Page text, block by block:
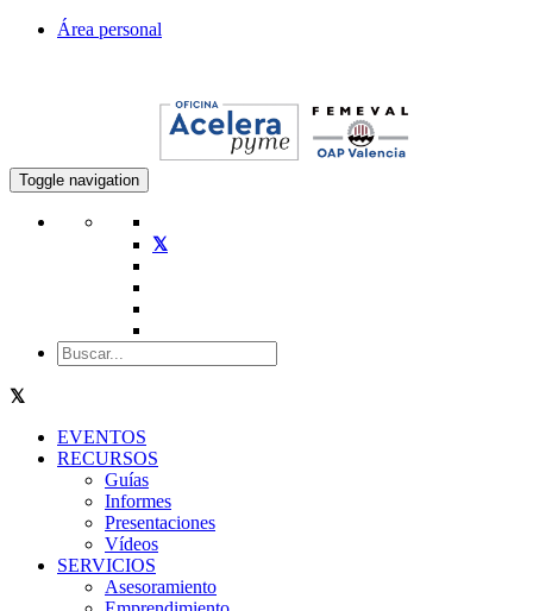
Área personal
Toggle navigation
EVENTOS
RECURSOS
Guías
Informes
Presentaciones
Vídeos
SERVICIOS
Asesoramiento